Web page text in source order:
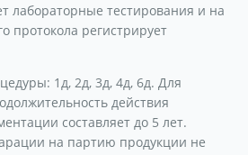
лабораторные тестирования и на
протокола регистрирует
1д, 2д, 3д, 4д, 6д. Для
действия
составляет до 5 лет.
на партию продукции не